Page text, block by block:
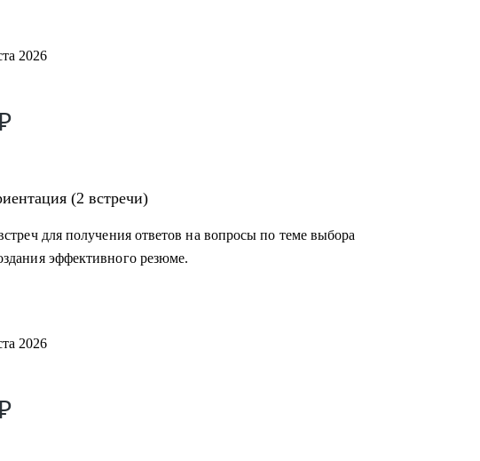
2026
(2 встречи)
для получения ответов на вопросы по теме выбора
эффективного резюме.
2026